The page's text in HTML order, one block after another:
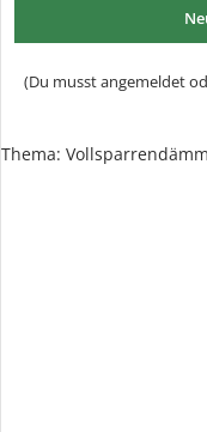
(Du musst angemeldet
Thema: